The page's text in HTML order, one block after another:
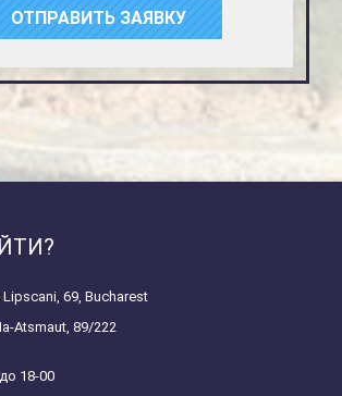
ОТПРАВИТЬ ЗАЯВКУ
Lipscani, 69, Bucharest
Atsmaut, 89/222
18-00